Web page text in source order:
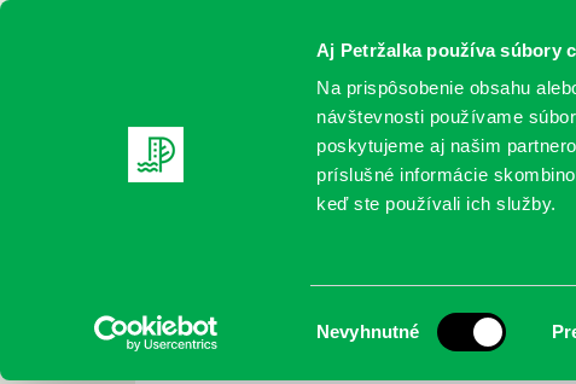
Aj Petržalka používa súbory
Na prispôsobenie obsahu
návštevnosti používame
poskytujeme aj našim
príslušné informácie
keď ste používali ich služby.
súhlasu
Nevyhnutné
REGISTRUJTE SA ONLINE KATALÓGY
Lunde, Maja: